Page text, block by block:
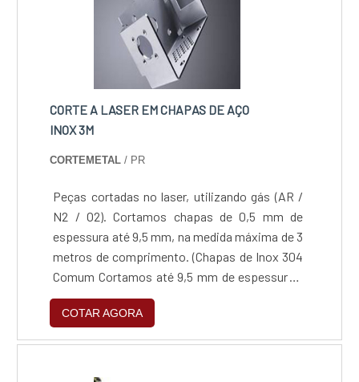
CORTE A LASER EM CHAPAS DE AÇO
INOX 3M
CORTEMETAL / PR
Peças cortadas no laser, utilizando gás (AR /
N2 / O2). Cortamos chapas de 0,5 mm de
espessura até 9,5 mm, na medida máxima de 3
metros de comprimento. (Chapas de Inox 304
Comum Cortamos até 9,5 mm de espessura /
Chapas de Inox 304 Escovado Cortamos até
3,00 mm de espessura / Chapas de Inox 430
Comum Cortamos até 2,5 mm de espessura /
2,00 mm de espessura)
COTAR AGORA